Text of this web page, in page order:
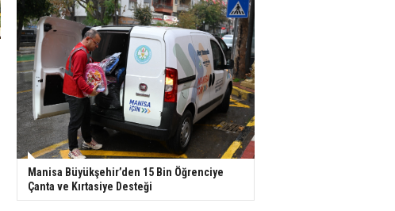
Manisa Büyükşehir’den 15 Bin Öğrenciye
Çanta ve Kırtasiye Desteği